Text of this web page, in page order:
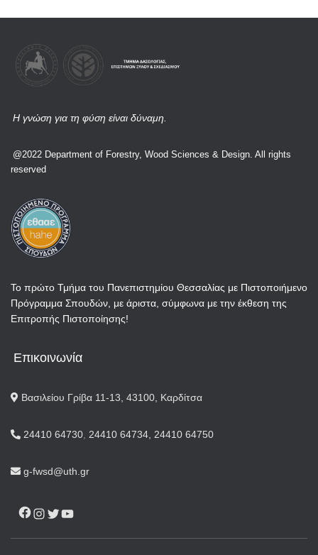
Η γνώση για τη φύση είναι δύναμη.
@2022 Department of Forestry, Wood Sciences & Design. All rights
reserved
Το πρώτο Τμήμα του Πανεπιστημίου Θεσσαλίας με Πιστοποιήμενο
Πρόγραμμα Σπουδών, με άριστα, σύμφωνα με την έκθεση της
Επιτροπής Πιστοποίησης!
Επικοινωνία
Βασιλείου Γρίβα 11-13, 43100, Καρδίτσα
24410 64730 24410 64734, 24410 64750
g-fwsd@uth.gr